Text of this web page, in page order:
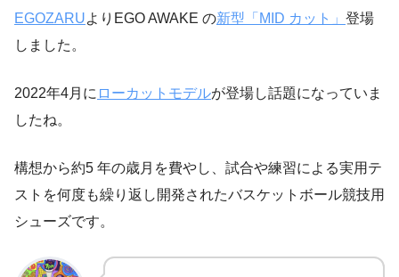
EGOZARUよりEGO AWAKE の新型「MID カット」 登場
しました。
2022年4月に ローカットモデルが登場し話題になっていま
したね。
構想から約5 年の歳⽉を費やし、試合や練習による実⽤テ
ストを何度も繰り返し開発されたバスケットボール競技⽤
シューズです。